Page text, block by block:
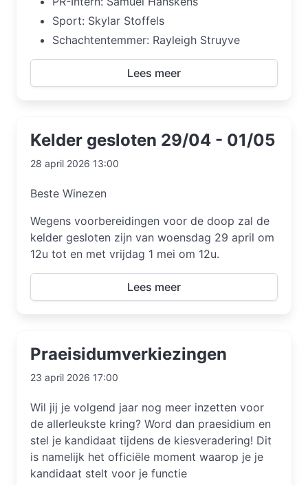
Sport: Skylar Stoffels
Schachtentemmer: Rayleigh Struyve
Lees meer
Kelder gesloten 29/04 - 01/05
28 april 2026 13:00
Beste Winezen
Wegens voorbereidingen voor de doop zal de
kelder gesloten zijn van woensdag 29 april om
12u tot en met vrijdag 1 mei om 12u.
Lees meer
Praeisidumverkiezingen
23 april 2026 17:00
Wil jij je volgend jaar nog meer inzetten voor
de allerleukste kring? Word dan praesidium en
stel je kandidaat tijdens de kiesveradering! Dit
is namelijk het officiële moment waarop je je
kandidaat stelt voor je functie